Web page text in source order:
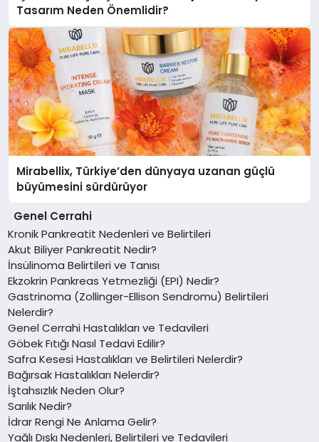
Tasarım Neden Önemlidir?
Mirabellix, Türkiye’den dünyaya uzanan güçlü
büyümesini sürdürüyor
Genel Cerrahi
Kronik Pankreatit Nedenleri ve Belirtileri
Akut Biliyer Pankreatit Nedir?
İnsülinoma Belirtileri ve Tanısı
Ekzokrin Pankreas Yetmezliği (EPI) Nedir?
Gastrinoma (Zollinger-Ellison Sendromu) Belirtileri
Nelerdir?
Genel Cerrahi Hastalıkları ve Tedavileri
Göbek Fıtığı Nasıl Tedavi Edilir?
Safra Kesesi Hastalıkları ve Belirtileri Nelerdir?
Bağırsak Hastalıkları Nelerdir?
İştahsızlık Neden Olur?
Sarılık Nedir?
İdrar Rengi Ne Anlama Gelir?
Yağlı Dışkı Nedenleri, Belirtileri ve Tedavileri